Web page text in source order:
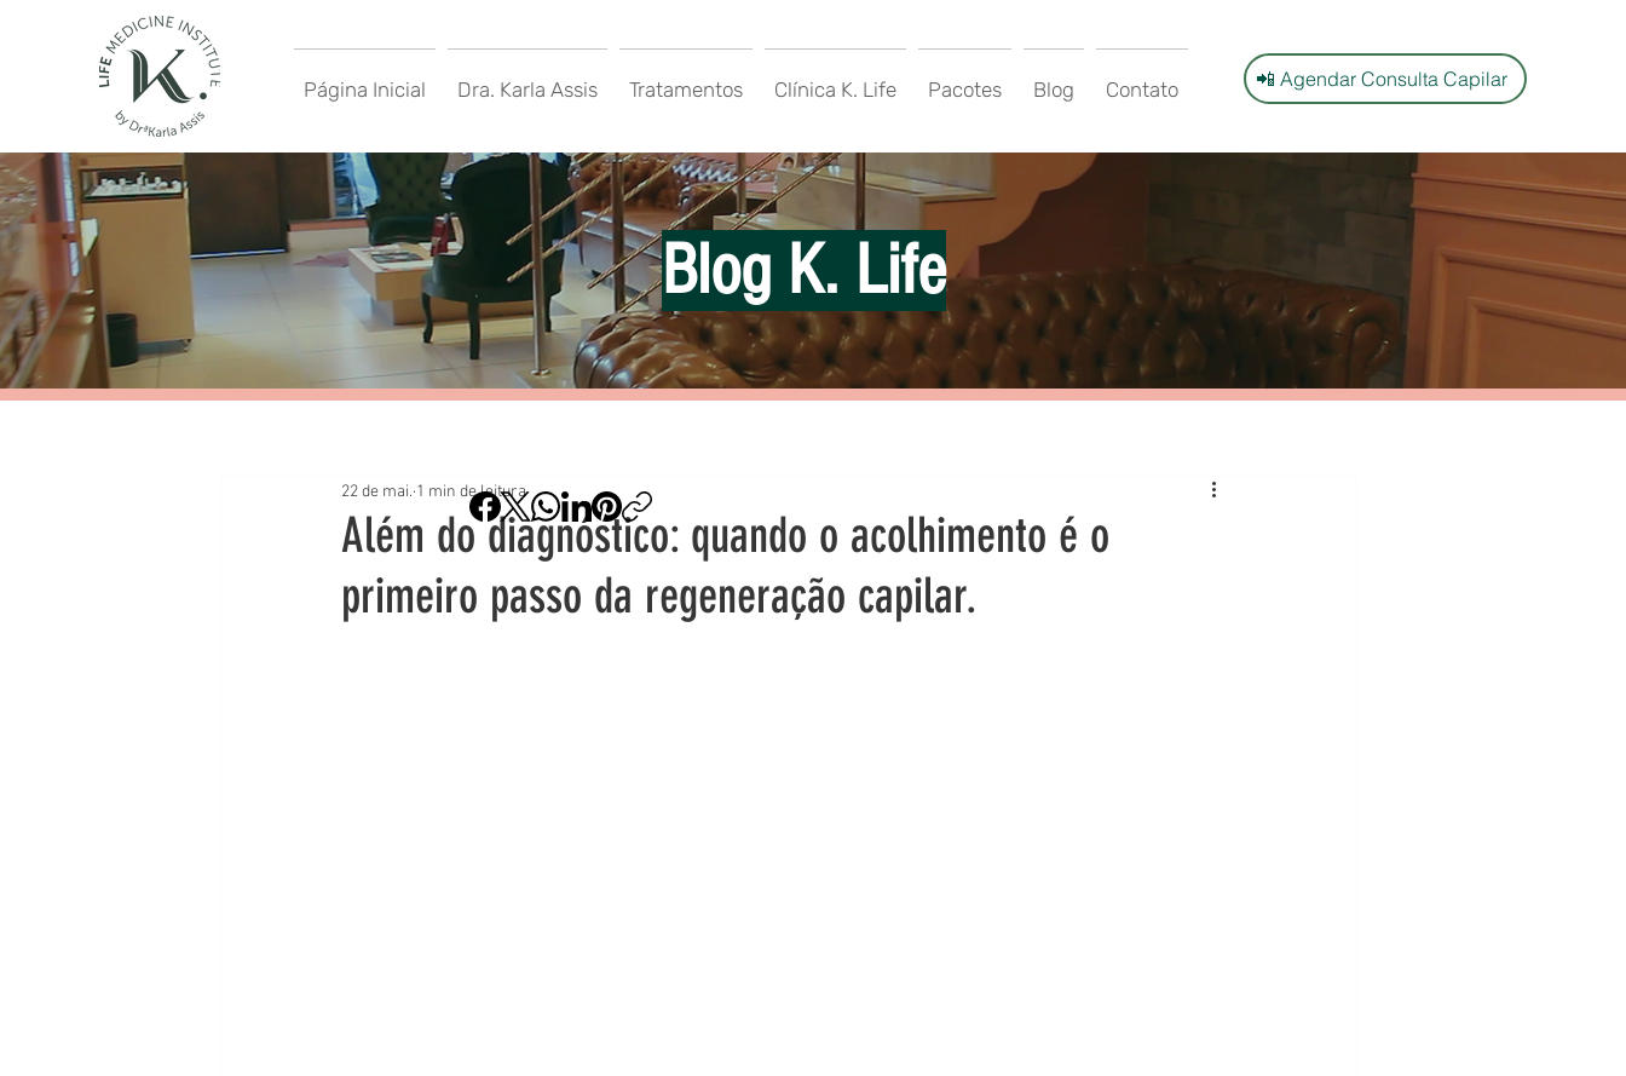
Página Inicial Dra. Karla Assis Tratamentos Clínica K. Life Pacotes Blog Contato 📲 Agendar Consulta Capilar
Blog K. Life
Além do diagnóstico: quando o acolhimento é o
primeiro passo da regeneração capilar.
22 de mai. 1 min de leitura